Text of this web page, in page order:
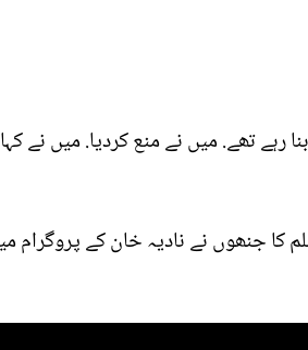
رہے تھے. میں نے منع کردیا. میں
کا جنھوں نے نادیہ خان کے